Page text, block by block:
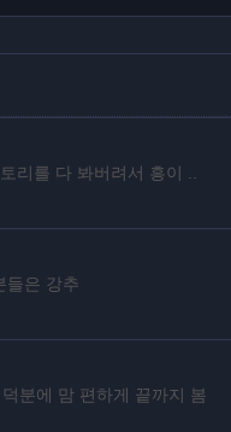
리를 다 봐버려서 흥이 ..
들은 강추
분에 맘 편하게 끝까지 봄